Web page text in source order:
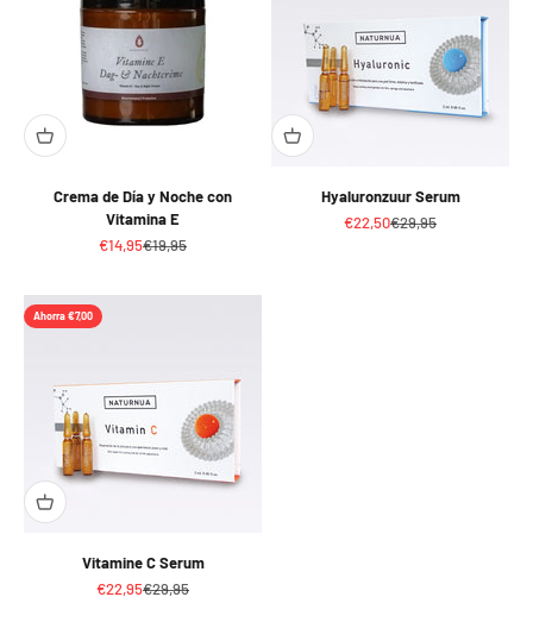
Crema de Día y Noche con
Vitamina E
Precio de oferta
€14,95Precio normal
€19,95
Hyaluronzuur Serum
Precio de oferta
€22,50Precio normal
€29,95
Ahorra €7,00
Vitamine C Serum
Precio de oferta
€22,95Precio normal
€29,95